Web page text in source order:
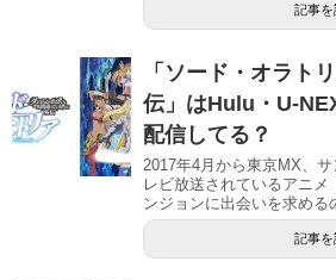
記事を
「ソード・オラト
伝」はHulu・U-
配信してる？
2017年4月から東京MX、
レビ放送されているアニ
ンジョンに出会いを求める
記事を